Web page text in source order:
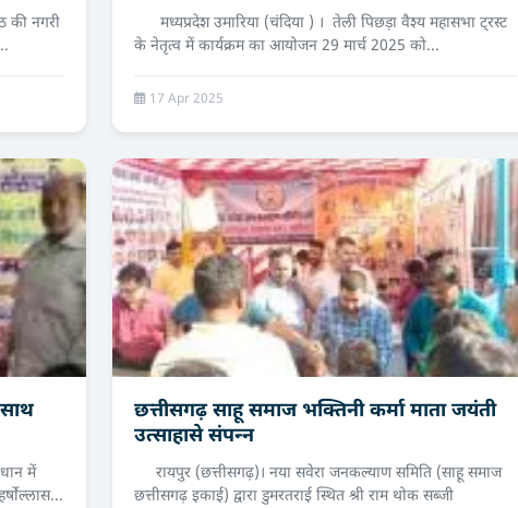
की नगरी
मध्यप्रदेश उमारिया (चंदिया ) । तेली पिछड़ा वैश्य महासभा ट्रस्ट
के नेतृत्व में कार्यक्रम का आयोजन 29 मार्च 2025 को...
17 Apr 2025
में
छत्तीसगढ़ साहू समाज भक्तिनी कर्मा माता जयंती
उत्‍साहासे संपन्‍न
रायपुर (छत्तीसगढ़)। नया सवेरा जनकल्याण समिति (साहू समाज
छत्तीसगढ़ इकाई) द्वारा डुमरतराई स्थित श्री राम थोक सब्जी